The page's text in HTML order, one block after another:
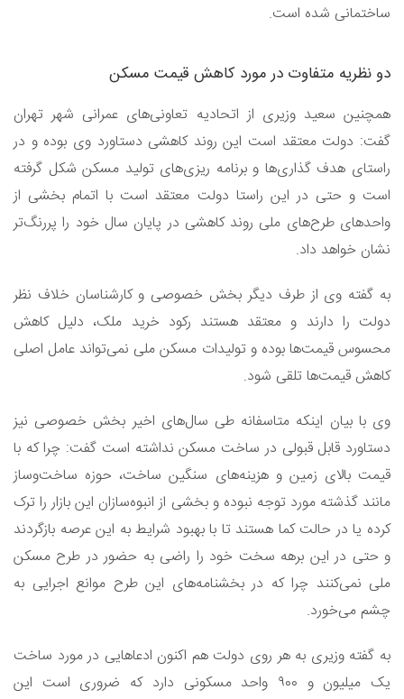
ساختمانی شده است.
دو نظریه متفاوت در مورد کاهش قیمت مسکن
همچنین سعید وزیری از اتحادیه تعاونی‌های عمرانی شهر تهران
گفت: دولت معتقد است این روند کاهشی دستاورد وی بوده و در
راستای هدف گذاری‌ها و برنامه ریزی‌های تولید مسکن شکل گرفته
است و حتی در این راستا دولت معتقد است با اتمام بخشی از
واحد‌های طرح‌های ملی روند کاهشی در پایان سال خود را پررنگ‌تر
نشان خواهد داد.
به گفته وی از طرف دیگر بخش خصوصی و کارشناسان خلاف نظر
دولت را دارند و معتقد هستند رکود خرید ملک، دلیل کاهش
محسوس قیمت‌ها بوده و تولیدات مسکن ملی نمی‌تواند عامل اصلی
کاهش قیمت‌ها تلقی شود.
وی با بیان اینکه متاسفانه طی سال‌های اخیر بخش خصوصی نیز
دستاورد قابل قبولی در ساخت مسکن نداشته است گفت: چرا که با
قیمت بالای زمین و هزینه‌های سنگین ساخت، حوزه ساخت‌وساز
مانند گذشته مورد توجه نبوده و بخشی از انبوه‌سازان این بازار را ترک
کرده یا در حالت کما هستند تا با بهبود شرایط به این عرصه بازگردند
و حتی در این برهه سخت خود را راضی به حضور در طرح مسکن
ملی نمی‌کنند چرا که در بخشنامه‌های این طرح موانع اجرایی به
چشم می‌خورد.
به گفته وزیری به هر روی دولت هم اکنون ادعا‌هایی در مورد ساخت
یک میلیون و ۹۰۰ واحد مسکونی دارد که ضروری است این